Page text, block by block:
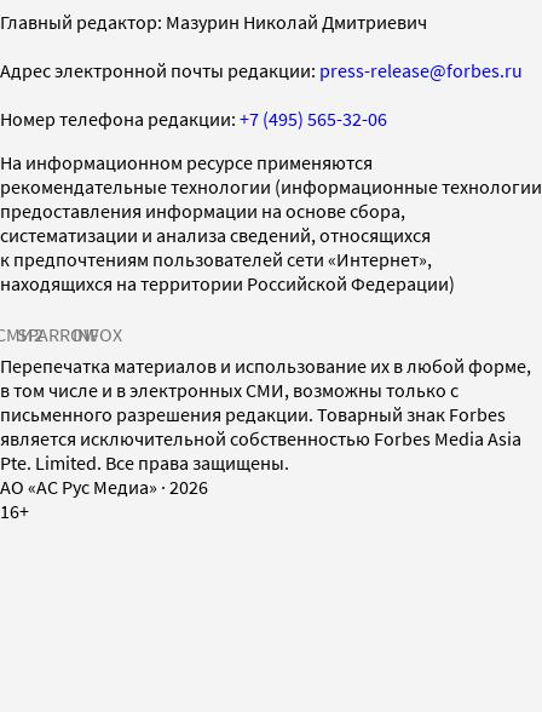
Главный редактор: Мазурин Николай Дмитриевич
Адрес электронной почты редакции: press-release@forbes.ru
Номер телефона редакции: +7 (495) 565-32-06
На информационном ресурсе применяются
рекомендательные технологии (информационные технологии
предоставления информации на основе сбора,
систематизации и анализа сведений, относящихся
к предпочтениям пользователей сети «Интернет»,
находящихся на территории Российской Федерации)
SPARROWINFOX
Перепечатка материалов и использование их в любой форме,
в том числе и в электронных СМИ, возможны только с
письменного разрешения редакции. Товарный знак Forbes
является исключительной собственностью Forbes Media Asia
Pte. Limited. Все права защищены.
AO «АС Рус Медиа» · 2026
16+